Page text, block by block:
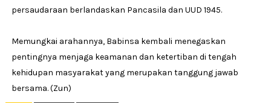
persaudaraan berlandaskan Pancasila dan UUD 1945.
Memungkai arahannya, Babinsa kembali menegaskan
pentingnya menjaga keamanan dan ketertiban di tengah
kehidupan masyarakat yang merupakan tanggung jawab
bersama. (Zun)